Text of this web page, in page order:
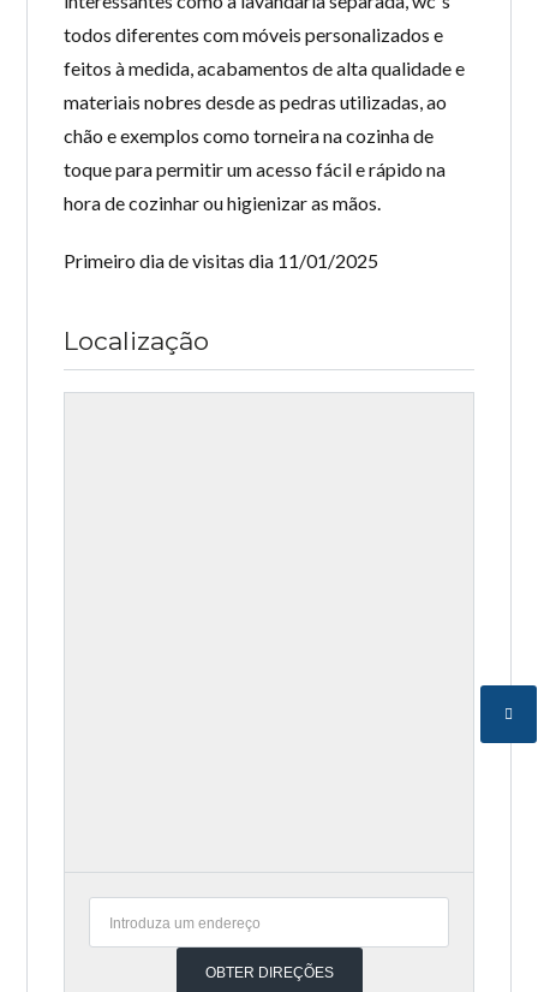
todos diferentes com móveis personalizados e
feitos à medida, acabamentos de alta qualidade e
materiais nobres desde as pedras utilizadas, ao
chão e exemplos como torneira na cozinha de
toque para permitir um acesso fácil e rápido na
hora de cozinhar ou higienizar as mãos.
Primeiro dia de visitas dia 11/01/2025
Localização